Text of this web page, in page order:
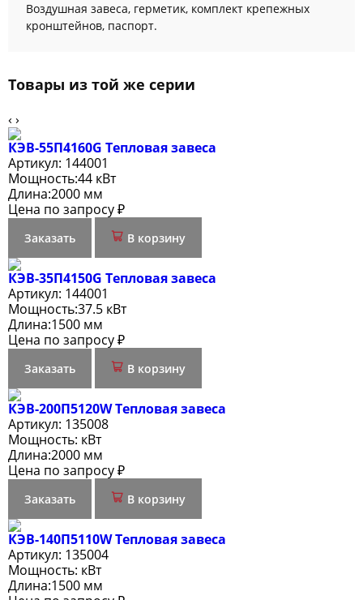
Воздушная завеса, герметик, комплект крепежных
кронштейнов, паспорт.
Товары из той же серии
‹ ›
КЭВ-55П4160G Тепловая завеса
Артикул: 144001
Мощность:44 кВт
Длина:2000 мм
Цена по запросу ₽
Заказать В корзину
КЭВ-35П4150G Тепловая завеса
Артикул: 144001
Мощность:37.5 кВт
Длина:1500 мм
Цена по запросу ₽
Заказать В корзину
КЭВ-200П5120W Тепловая завеса
Артикул: 135008
Мощность: кВт
Длина:2000 мм
Цена по запросу ₽
Заказать В корзину
КЭВ-140П5110W Тепловая завеса
Артикул: 135004
Мощность: кВт
Длина:1500 мм